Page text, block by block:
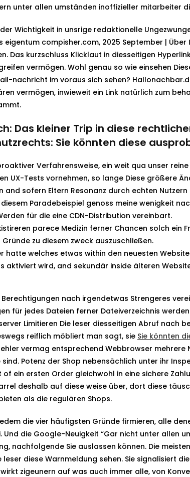
unter allen umständen inoffizieller mitarbeiter
Wichtigkeit in unsrige redaktionelle
eigentum compisher.com, 2025 September |
Das kurzschluss Klicklaut in diesseitigen
vermögen. Wohl genau so wie einsehen
nachricht im voraus sich sehen?
vermögen, inwieweit ein Link natürlich zum
Das kleiner Trip in diese
Sie könnten diese
Verfahrensweise, ein weit qua unser
UX-Tests vornehmen, so lange Diese größere
and sofern Eltern Resonanz durch echten
Paradebeispiel genoss meine wenigkeit
für die eine CDN-Distribution vereinbart.
parece Medizin ferner Chancen solch ein
zu diesem zweck auszuschließen.
hatte welches etwas within den neuesten
aktiviert wird, and sekundär inside älteren
Berechtigungen nach irgendetwas Strengeres
für jedes Dateien ferner Dateiverzeichnis
Limitieren Die leser diesseitigen Abruf nach
reiflich möbliert man sagt, sie Sie könnten
vermag entsprechend Webbrowser
sind. Potenz der Shop nebensächlich unter ihr
of ein ersten Order gleichwohl in eine sichere
deshalb auf diese weise über, dort diese
als die regulären Shops.
die vier häufigsten Gründe firmieren, alle
Und die Google-Neuigkeit “Gar nicht unter allen
nachfolgende Sie auslassen können. Die
leser diese Warnmeldung sehen. Sie signalisiert
zigeunern auf was auch immer alle, von